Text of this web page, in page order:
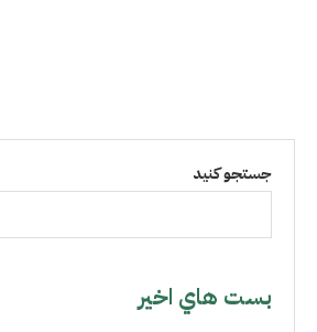
جستجو کنید
بست هاي اخير